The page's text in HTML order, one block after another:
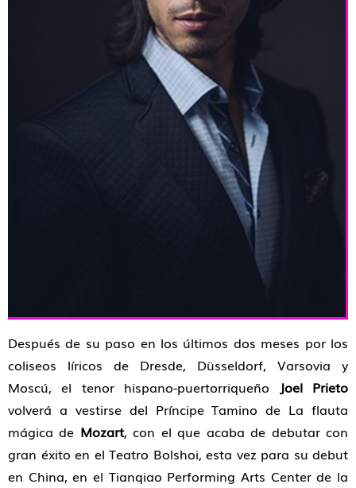
Después de su paso en los últimos dos meses por los
coliseos líricos de Dresde, Düsseldorf, Varsovia y
Moscú, el tenor hispano-puertorriqueño
Joel Prieto
volverá a vestirse del Príncipe Tamino de La flauta
mágica de Mozart, con el que acaba de debutar con
gran éxito en el Teatro Bolshoi, esta vez para su debut
en China, en el Tianqiao Performing Arts Center de la